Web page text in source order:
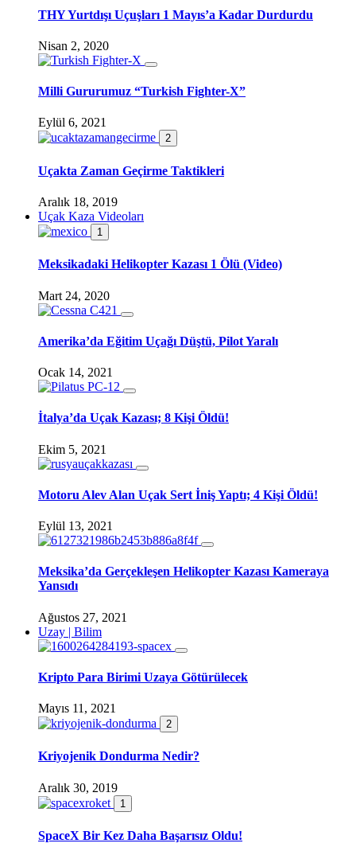
THY Yurtdışı Uçuşları 1 Mayıs’a Kadar Durdurdu
Nisan 2, 2020
Milli Gururumuz “Turkish Fighter-X”
Eylül 6, 2021
2
Uçakta Zaman Geçirme Taktikleri
Aralık 18, 2019
Uçak Kaza Videoları
1
Meksikadaki Helikopter Kazası 1 Ölü (Video)
Mart 24, 2020
Amerika’da Eğitim Uçağı Düştü, Pilot Yaralı
Ocak 14, 2021
İtalya’da Uçak Kazası; 8 Kişi Öldü!
Ekim 5, 2021
Motoru Alev Alan Uçak Sert İniş Yaptı; 4 Kişi Öldü!
Eylül 13, 2021
Meksika’da Gerçekleşen Helikopter Kazası Kameraya
Yansıdı
Ağustos 27, 2021
Uzay | Bilim
Kripto Para Birimi Uzaya Götürülecek
Mayıs 11, 2021
2
Kriyojenik Dondurma Nedir?
Aralık 30, 2019
1
SpaceX Bir Kez Daha Başarısız Oldu!